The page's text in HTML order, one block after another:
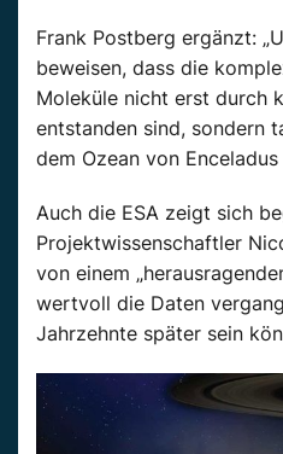
Frank Postberg ergänzt:
beweisen, dass die
Moleküle nicht erst durch
entstanden sind, sondern
dem Ozean von Enceladus
Auch die ESA zeigt sich
Projektwissenschaftler
von einem
wertvoll die Daten
Jahrzehnte später sein